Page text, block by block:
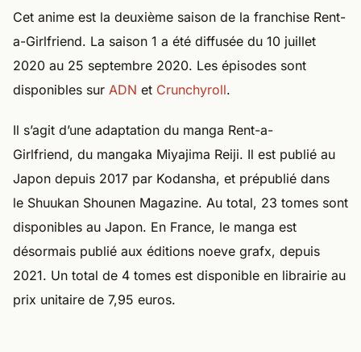
Cet anime est la deuxième saison de la franchise Rent-
a-Girlfriend. La saison 1 a été diffusée du 10 juillet
2020 au 25 septembre 2020. Les épisodes sont
disponibles sur ADN et Crunchyroll.
Il s’agit d’une adaptation du manga Rent-a-
Girlfriend, du mangaka Miyajima Reiji. Il est publié au
Japon depuis 2017 par Kodansha, et prépublié dans
le Shuukan Shounen Magazine. Au total, 23 tomes sont
disponibles au Japon. En France, le manga est
désormais publié aux éditions noeve grafx, depuis
2021. Un total de 4 tomes est disponible en librairie au
prix unitaire de 7,95 euros.